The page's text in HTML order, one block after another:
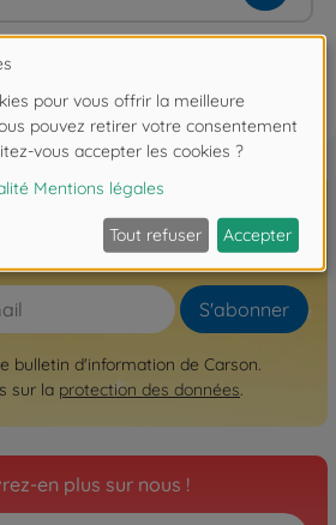
ici!
S'abonner
bulletin d'information de Carson.
sur la protection des données.
en plus sur nous !